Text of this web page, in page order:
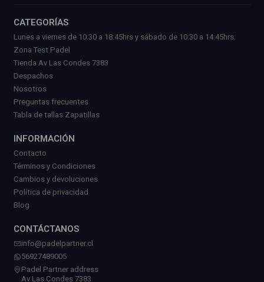
CATEGORÍAS
Lunes a viernes de 10:30 a 18:45hrs y sábado de 10:30 a 14:45hrs.
Zona Test Padel
Tienda Av Las Condes 7383
Despachos
Nosotros
Preguntas frecuentes
Tabla de tallas Zapatillas
INFORMACIÓN
Contacto
Términos y Condiciones
Cambios y devoluciones
Política de privacidad
Blog
CONTÁCTANOS
info@padelpartner.cl
56927489005
Padel Partner address
Av Las Condes 7383